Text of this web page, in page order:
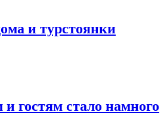
и турстоянки
и гостям стало намного